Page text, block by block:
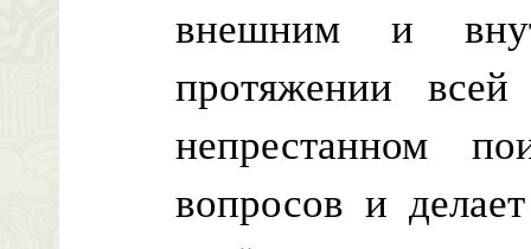
внешним и
протяжении
непрестанном
вопросов и